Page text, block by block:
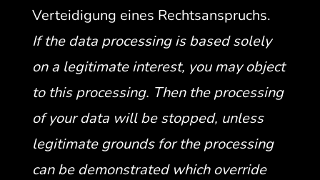
Vertei­di­gung eines Recht­sanspruchs.
If the data pro­cess­ing is based sole­ly
on a legit­i­mate inter­est, you may object
to this pro­cess­ing. Then the pro­cess­ing
of your data will be stopped, unless
legit­i­mate grounds for the pro­cess­ing
can be demon­strat­ed which over­ride